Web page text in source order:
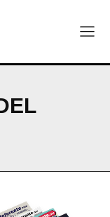
para el regreso